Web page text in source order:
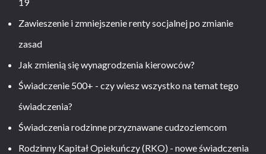
Zawieszenie i zmniejszenie renty socjalnej po zmianie
zasad
Jak zmienią się wynagrodzenia kierowców?
Świadczenie 500+ - czy wiesz wszystko na temat tego
świadczenia?
Świadczenia rodzinne przyznawane cudzoziemcom
Rodzinny Kapitał Opiekuńczy (RKO) - nowe świadczenia